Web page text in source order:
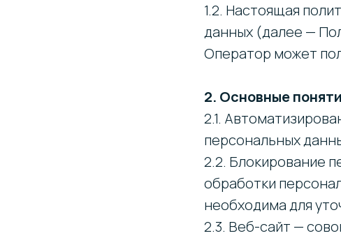
1.2. Настоящая
данных (далее —
Оператор может
2. Основные
2.1.
персональных
2.2. Блокирование
обработки
необходима для
2.3. Веб-сайт —